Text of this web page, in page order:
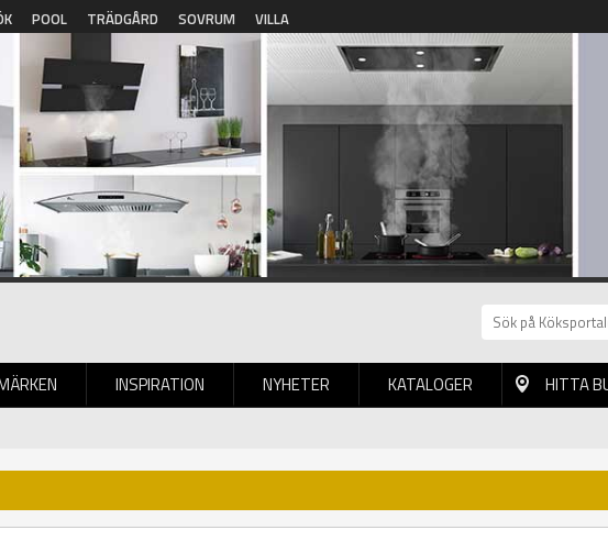
POOL TRÄDGÅRD SOVRUM VILLA
INSPIRATION NYHETER KATALOGER HITTA